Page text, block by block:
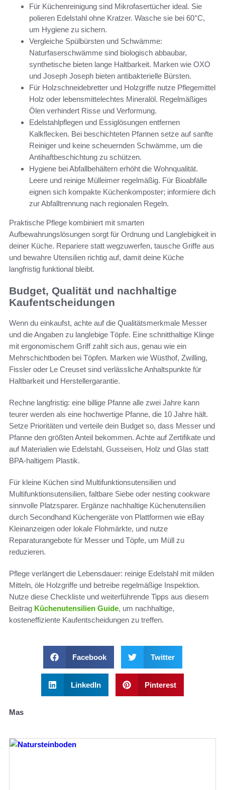
Für Küchenreinigung sind Mikrofasertücher ideal. Sie
polieren Edelstahl ohne Kratzer. Wasche sie bei 60°C,
um Hygiene zu sichern.
Vergleiche Spülbürsten und Schwämme:
Naturfaserschwämme sind biologisch abbaubar,
synthetische bieten lange Haltbarkeit. Marken wie OXO
und Joseph Joseph bieten antibakterielle Bürsten.
Für Holzschneidebretter und Holzgriffe nutze Pflegemittel
Holz oder lebensmittelechtes Mineralöl. Regelmäßiges
Ölen verhindert Risse und Verformung.
Edelstahlpflegen und Essiglösungen entfernen
Kalkflecken. Bei beschichteten Pfannen setze auf sanfte
Reiniger und keine scheuernden Schwämme, um die
Antihaftbeschichtung zu schützen.
Hygiene bei Abfallbehältern erhöht die Wohnqualität.
Leere und reinige Mülleimer regelmäßig. Für Bioabfälle
eignen sich kompakte Küchenkomposter; informiere dich
zur Abfalltrennung nach regionalen Regeln.
Praktische Pflege kombiniert mit smarten
Aufbewahrungslösungen sorgt für Ordnung und Langlebigkeit in
deiner Küche. Repariere statt wegzuwerfen, tausche Griffe aus
und bewahre Utensilien richtig auf, damit deine Küche
langfristig funktional bleibt.
Budget, Qualität und nachhaltige
Kaufentscheidungen
Wenn du einkaufst, achte auf die Qualitätsmerkmale Messer
und die Angaben zu langlebige Töpfe. Eine schnitthaltige Klinge
mit ergonomischem Griff zahlt sich aus, genau wie ein
Mehrschichtboden bei Töpfen. Marken wie Wüsthof, Zwilling,
Fissler oder Le Creuset sind verlässliche Anhaltspunkte für
Haltbarkeit und Herstellergarantie.
Rechne langfristig: eine billige Pfanne alle zwei Jahre kann
teurer werden als eine hochwertige Pfanne, die 10 Jahre hält.
Setze Prioritäten und verteile dein Budget so, dass Messer und
Pfanne den größten Anteil bekommen. Achte auf Zertifikate und
auf Materialien wie Edelstahl, Gusseisen, Holz und Glas statt
BPA-haltigem Plastik.
Für kleine Küchen sind Multifunktionsutensilien und
Multifunktionsutensilien, faltbare Siebe oder nesting cookware
sinnvolle Platzsparer. Ergänze nachhaltige Küchenutensilien
durch Secondhand Küchengeräte von Plattformen wie eBay
Kleinanzeigen oder lokale Flohmärkte, und nutze
Reparaturangebote für Messer und Töpfe, um Müll zu
reduzieren.
Pflege verlängert die Lebensdauer: reinige Edelstahl mit milden
Mitteln, öle Holzgriffe und betreibe regelmäßige Inspektion.
Nutze diese Checkliste und weiterführende Tipps aus diesem
Beitrag Küchenutensilien Guide, um nachhaltige,
kosteneffiziente Kaufentscheidungen zu treffen.
Facebook Twitter
LinkedIn Pinterest
Mas